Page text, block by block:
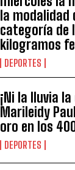
la modalidad
categoría de
kilogramos
DEPORTES
¡Ni la lluvia
Marileidy
oro en los
DEPORTES